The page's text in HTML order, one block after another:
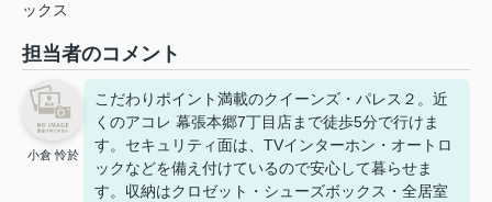
ックス
担当者のコメント
小倉 怜於
こだわりポイント満載のクイーンズ・パレス２。近
くのアコレ 幕張本郷7丁目店まで徒歩5分で行けま
す。セキュリティ面は、TVインターホン・オートロ
ックなどを備え付けているので安心して暮らせま
す。収納はクロゼット・シューズボックス・全居室